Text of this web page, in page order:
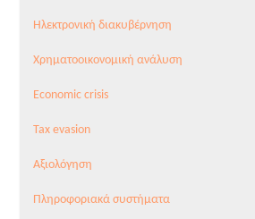
Ηλεκτρονική διακυβέρνηση
Χρηματοοικονομική ανάλυση
Economic crisis
Tax evasion
Αξιολόγηση
Πληροφοριακά συστήματα